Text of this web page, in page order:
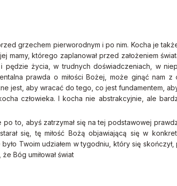
grzechem pierworodnym i po nim. Kocha je
mamy, którego zaplanował przed założeniem
pędzie życia, w trudnych doświadczeniach, w
prawda o miłości Bożej, może ginąć nam z
jest, aby wracać do tego, co jest fundamentem,
człowieka. I kocha nie abstrakcyjnie, ale
to, abyś zatrzymał się na tej podstawowej
się, tę miłość Bożą objawiającą się w
Twoim udziałem w tygodniu, który się skończył,
Bóg umiłował świat